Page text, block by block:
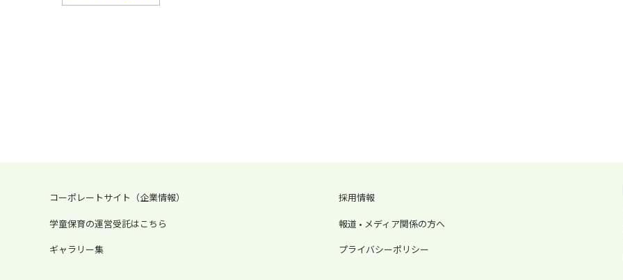
コーポレートサイト（企業情報）
学童保育の運営受託はこちら
ギャラリー集
採用情報
報道 • メディア関係の方へ
プライバシーポリシー